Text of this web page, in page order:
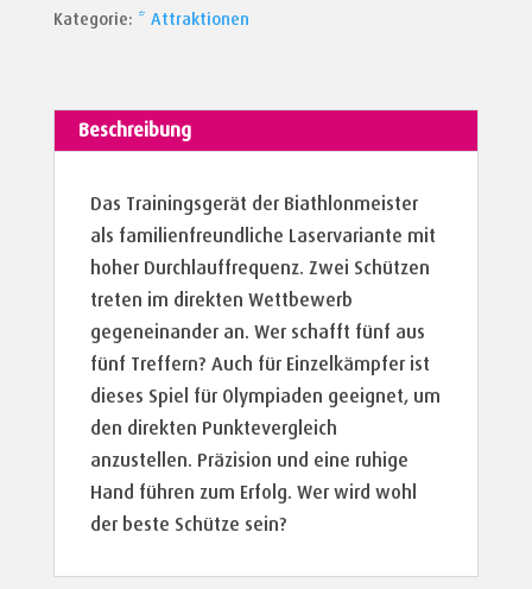
Kategorie: * Attraktionen
Beschreibung
Das Trainingsgerät der Biathlonmeister
als familienfreundliche Laservariante mit
hoher Durchlauffrequenz. Zwei Schützen
treten im direkten Wettbewerb
gegeneinander an. Wer schafft fünf aus
fünf Treffern? Auch für Einzelkämpfer ist
dieses Spiel für Olympiaden geeignet, um
den direkten Punktevergleich
anzustellen. Präzision und eine ruhige
Hand führen zum Erfolg. Wer wird wohl
der beste Schütze sein?